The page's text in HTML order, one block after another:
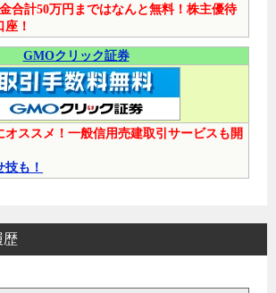
合計50万円まではなんと無料！株主優待
！
GMOクリック証券
オススメ！一般信用売建取引サービスも開
も！
歴